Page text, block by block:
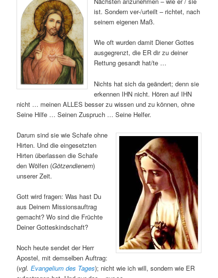
ist. Sondern ver-/urteilt – richtet, nach
seinem eigenen Maß.
Wie oft wurden damit Diener Gottes
ausgegrenzt, die ER dir zu deiner
Rettung gesandt hat/te …
Nichts hat sich da geändert; denn sie
erkennen IHN nicht. Hören auf IHN
nicht … meinen ALLES besser zu wissen und zu können, ohne
Seine Hilfe … Seinen Zuspruch … Seine Helfer.
Darum sind sie wie Schafe ohne
Hirten. Und die eingesetzten
Hirten überlassen die Schafe
den Wölfen (Götzendienern)
unserer Zeit.
Gott wird fragen: Was hast Du
aus Deinem Missionsauftrag
gemacht? Wo sind die Früchte
Deiner Gotteskindschaft?
Noch heute sendet der Herr
Apostel, mit demselben Auftrag:
(vgl.Evangelium des Tages); nicht wie ich will, sondern wie ER